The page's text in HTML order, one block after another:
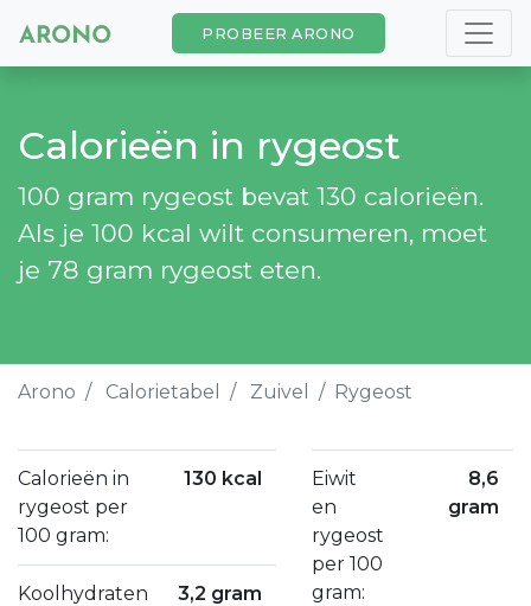
PROBEER ARONO
Calorieën in rygeost
100 gram rygeost bevat 130 calorieën.
Als je 100 kcal wilt consumeren, moet
je 78 gram rygeost eten.
Arono Calorietabel Zuivel Rygeost
Calorieën in
rygeost per
100 gram:
130 kcal
Koolhydraten
3,2 gram
Eiwit
en
rygeost
per 100
gram:
8,6
gram